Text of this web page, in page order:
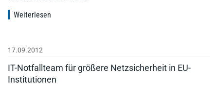
Weiterlesen
17.09.2012
IT-Notfallteam für größere Netzsicherheit in EU-
Institutionen